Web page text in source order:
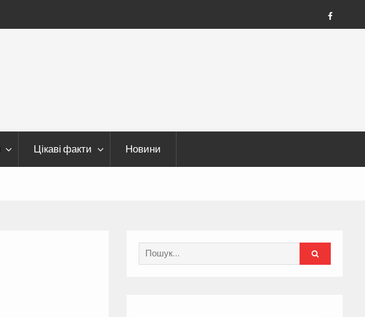
FB
Цікаві факти Новини
Search
for: